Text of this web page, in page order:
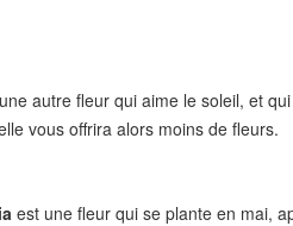
autre fleur qui aime le soleil, et
vous offrira alors moins de fleurs.
est une fleur qui se plante en mai,